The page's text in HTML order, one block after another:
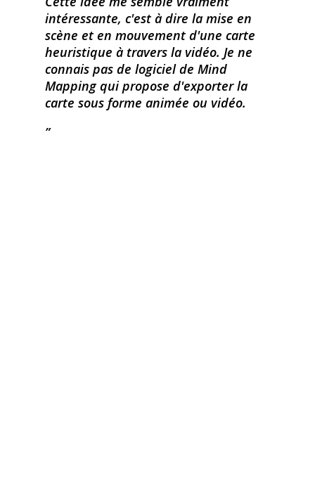
intéressante, c'est à dire la mise en
scène et en mouvement d'une carte
heuristique à travers la vidéo. Je ne
connais pas de logiciel de Mind
Mapping qui propose d'exporter la
carte sous forme animée ou vidéo.